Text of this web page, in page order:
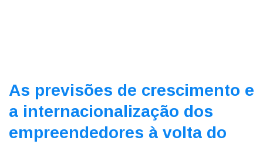
As previsões de crescimento e
a internacionalização dos
empreendedores à volta do